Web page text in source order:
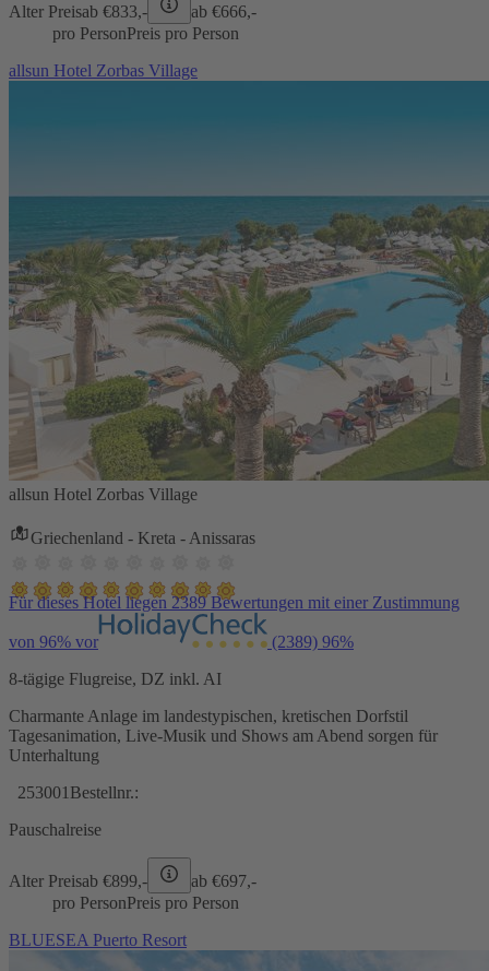
Alter Preisab €833,- ab €666,-
pro PersonPreis pro Person
allsun Hotel Zorbas Village
allsun Hotel Zorbas Village
Griechenland - Kreta - Anissaras
Für dieses Hotel liegen 2389 Bewertungen mit einer Zustimmung
von 96% vor (2389) 96%
8-tägige Flugreise, DZ inkl. AI
Charmante Anlage im landestypischen, kretischen Dorfstil
Tagesanimation, Live-Musik und Shows am Abend sorgen für
Unterhaltung
253001 Bestellnr.:
Pauschalreise
Alter Preisab €899,- ab €697,-
pro PersonPreis pro Person
BLUESEA Puerto Resort